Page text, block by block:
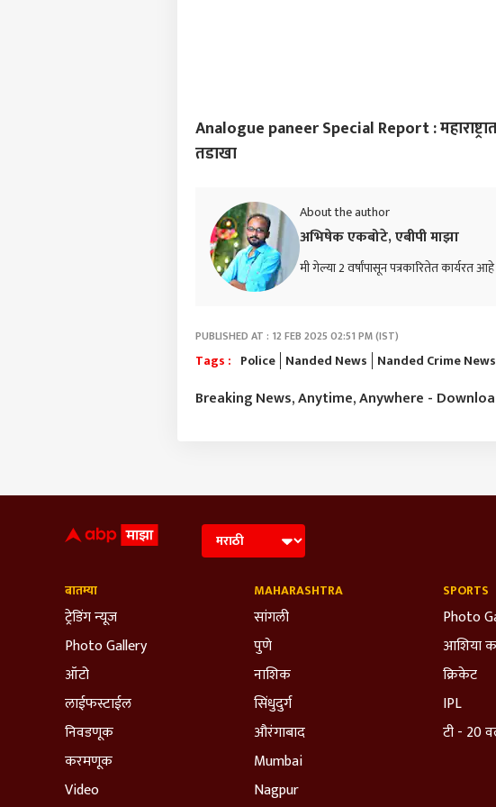
Analogue paneer Special Report :
तडाखा
About the author
अभिषेक एकबोटे, एबीपी माझा
मी गेल्या 2 वर्षांपासून पत्रकारितेत कार्यरत आहे
PUBLISHED AT : 12 FEB 2025 02:51 PM (IST)
Tags : Police Nanded News Nanded Crime News
Breaking News, Anytime, Anywhere -
बातम्या
ट्रेडिंग न्यूज
Photo Gallery
ऑटो
लाईफस्टाईल
निवडणूक
करमणूक
Video
MAHARASHTRA
सांगली
पुणे
नाशिक
सिंधुदुर्ग
औरंगाबाद
Mumbai
Nagpur
SPORTS
Photo
आशिया
क्रिकेट
IPL
टी - 20